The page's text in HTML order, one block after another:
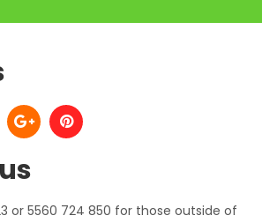
or 5560 724 850 for those outside of